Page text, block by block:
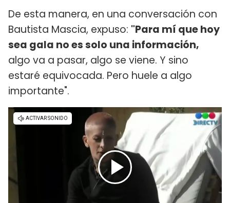
De esta manera, en una conversación con
Bautista Mascia, expuso: "Para mí que hoy
sea gala no es solo una información,
algo va a pasar, algo se viene. Y sino
estaré equivocada. Pero huele a algo
importante".